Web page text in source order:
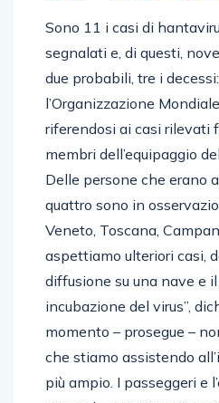
Sono 11 i casi di
segnalati e, di questi,
due probabili, tre i
l’Organizzazione
riferendosi ai casi rilevati
membri dell’equipaggio
Delle persone che erano
quattro sono in
Veneto, Toscana,
aspettiamo ulteriori casi,
diffusione su una nave e
incubazione del virus”,
momento – prosegue –
che stiamo assistendo
più ampio. I passeggeri e